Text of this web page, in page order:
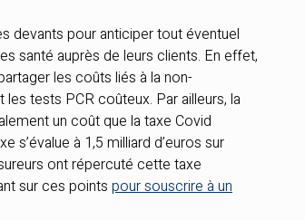
devants pour anticiper tout éventuel
santé auprès de leurs clients. En effet,
les coûts liés à la non-
tests PCR coûteux. Par ailleurs, la
un coût que la taxe Covid
s’évalue à 1,5 milliard d’euros sur
ont répercuté cette taxe
sur ces points pour souscrire à un